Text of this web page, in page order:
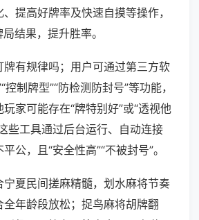
提高好牌率及快速自摸等操作，
结果，提升胜率。
牌有规律吗；用户可通过第三方软
控制牌型”“防检测防封号”等功能，
家可能存在“牌特别好”或“透视他
些工具通过后台运行、自动连接
公，且“安全性高”“不被封号”。
夏民间搓麻精髓，划水麻将节奏
年龄段放松；捉鸟麻将胡牌翻